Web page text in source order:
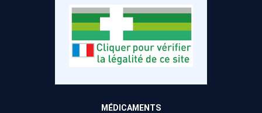
MÉDICAMENTS